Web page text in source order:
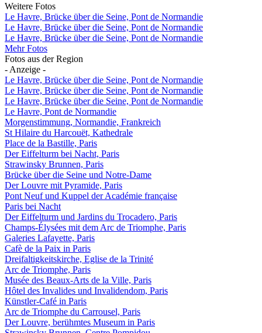
Weitere Fotos
Le Havre, Brücke über die Seine, Pont de Normandie
Le Havre, Brücke über die Seine, Pont de Normandie
Le Havre, Brücke über die Seine, Pont de Normandie
Mehr Fotos
Fotos aus der Region
- Anzeige -
Le Havre, Brücke über die Seine, Pont de Normandie
Le Havre, Brücke über die Seine, Pont de Normandie
Le Havre, Brücke über die Seine, Pont de Normandie
Le Havre, Pont de Normandie
Morgenstimmung, Normandie, Frankreich
St Hilaire du Harcouët, Kathedrale
Place de la Bastille, Paris
Der Eiffelturm bei Nacht, Paris
Strawinsky Brunnen, Paris
Brücke über die Seine und Notre-Dame
Der Louvre mit Pyramide, Paris
Pont Neuf und Kuppel der Académie française
Paris bei Nacht
Der Eiffelturm und Jardins du Trocadero, Paris
Champs-Élysées mit dem Arc de Triomphe, Paris
Galeries Lafayette, Paris
Cafè de la Paix in Paris
Dreifaltigkeitskirche, Eglise de la Trinité
Arc de Triomphe, Paris
Musée des Beaux-Arts de la Ville, Paris
Hôtel des Invalides und Invalidendom, Paris
Künstler-Café in Paris
Arc de Triomphe du Carrousel, Paris
Der Louvre, berühmtes Museum in Paris